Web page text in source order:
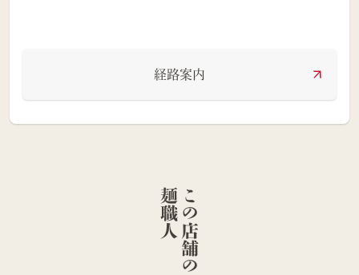
経路案内
こ
の
店
舗
の
麺
職
人